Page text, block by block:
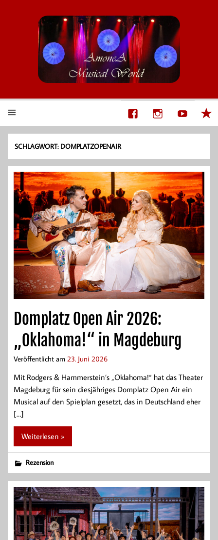
SCHLAGWORT: DOMPLATZOPENAIR
Domplatz Open Air 2026:
„Oklahoma!“ in Magdeburg
Veröffentlicht am 23. Juni 2026
Mit Rodgers & Hammerstein’s „Oklahoma!“ hat das Theater
Magdeburg für sein diesjähriges Domplatz Open Air ein
Musical auf den Spielplan gesetzt, das in Deutschland eher
[…]
Weiterlesen »
Rezension